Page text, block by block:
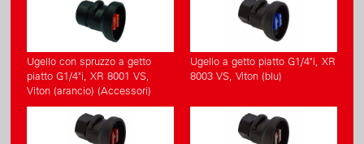
Ugello con spruzzo a getto
piatto G1/4"i, XR 8001 VS,
Viton (arancio) (Accessori)
Ugello a getto piatto G1/4"i, XR
8003 VS, Viton (blu)